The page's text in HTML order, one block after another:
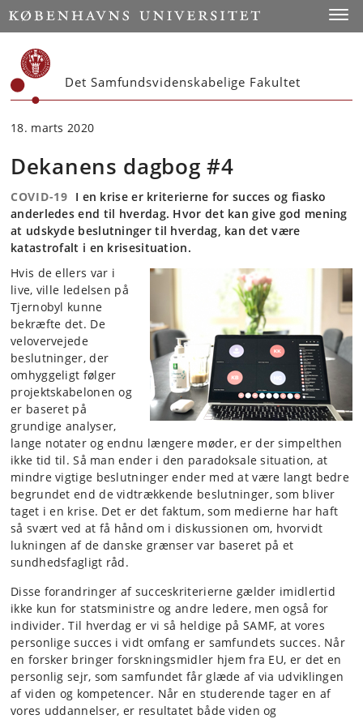
Start
Det Samfundsvidenskabelige Fakultet
18. marts 2020
Dekanens dagbog #4
COVID-19 I en krise er kriterierne for succes og fiasko
anderledes end til hverdag. Hvor det kan give god mening
at udskyde beslutninger til hverdag, kan det være
katastrofalt i en krisesituation.
Hvis de ellers var i
live, ville ledelsen på
Tjernobyl kunne
bekræfte det. De
velovervejede
beslutninger, der
omhyggeligt følger
projektskabelonen og
er baseret på
grundige analyser,
lange notater og endnu længere møder, er der simpelthen
ikke tid til. Så man ender i den paradoksale situation, at
mindre vigtige beslutninger ender med at være langt bedre
begrundet end de vidtrækkende beslutninger, som bliver
taget i en krise. Det er det faktum, som medierne har haft
så svært ved at få hånd om i diskussionen om, hvorvidt
lukningen af de danske grænser var baseret på et
sundhedsfagligt råd.
Disse forandringer af succeskriterierne gælder imidlertid
ikke kun for statsministre og andre ledere, men også for
individer. Til hverdag er vi så heldige på SAMF, at vores
personlige succes i vidt omfang er samfundets succes. Når
en forsker bringer forskningsmidler hjem fra EU, er det en
personlig sejr, som samfundet får glæde af via udviklingen
af viden og kompetencer. Når en studerende tager en af
vores uddannelser, er resultatet både viden og